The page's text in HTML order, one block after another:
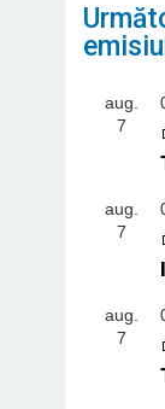
aug.
7
aug.
7
aug.
7